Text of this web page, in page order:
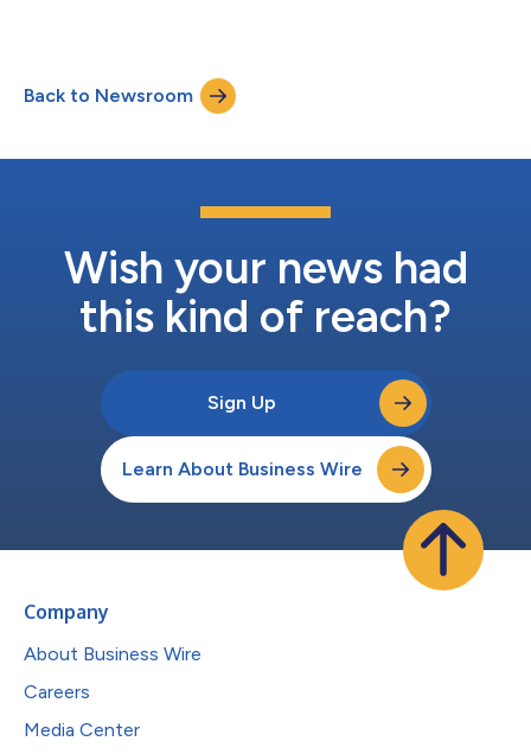
recherche publié aujourd’hui par Information Services Group
(ISG) (Nasdaq : III), une société mondiale de recherche et de
conseil en technologie centrée sur l’IA. Le r...
Back to Newsroom
Wish your news had
this kind of reach?
Sign Up
Learn About Business Wire
Company
About Business Wire
Careers
Media Center